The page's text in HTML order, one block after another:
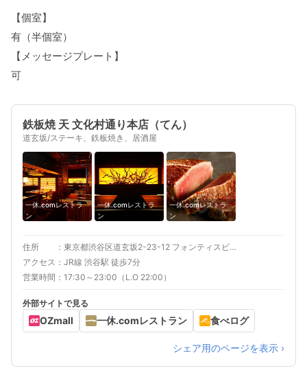
【個室】
有（半個室）
【メッセージプレート】
可
鉄板焼 天 文化村通り本店（てん）
道玄坂/ステーキ、鉄板焼き、居酒屋
一休.comレストラ
ン
一休.comレストラ
ン
一休.comレストラ
ン
住所
東京都渋谷区道玄坂2-23-12 フォンティスビル 2F
アクセス
JR線 渋谷駅 徒歩7分
営業時間
17:30～23:00（L.O 22:00）
外部サイトで見る
OZmall 一休.comレストラン 食べログ
シェア用のページを表示 ›